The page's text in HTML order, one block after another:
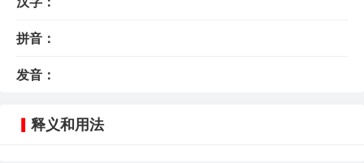
拼音：
发音：
释义和用法